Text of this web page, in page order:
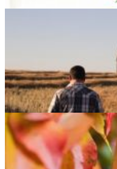
5 ensembles Lego aimés